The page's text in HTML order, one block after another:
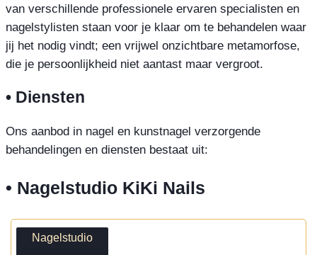
van verschillende professionele ervaren specialisten en
nagelstylisten staan voor je klaar om te behandelen waar
jij het nodig vindt; een vrijwel onzichtbare metamorfose,
die je persoonlijkheid niet aantast maar vergroot.
• Diensten
Ons aanbod in nagel en kunstnagel verzorgende
behandelingen en diensten bestaat uit:
• Nagelstudio KiKi Nails
Nagelstudio